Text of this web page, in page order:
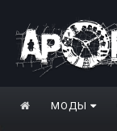
МОДЫ